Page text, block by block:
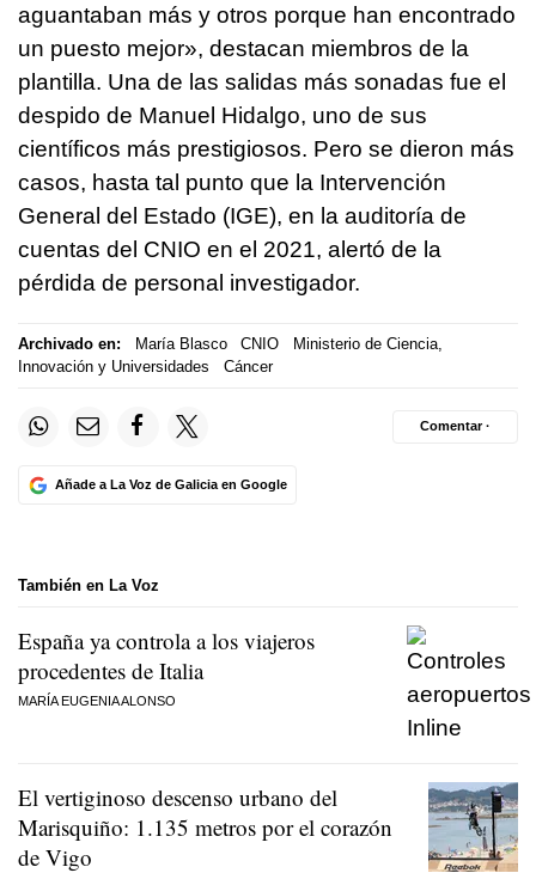
aguantaban más y otros porque han encontrado
un puesto mejor», destacan miembros de la
plantilla. Una de las salidas más sonadas fue el
despido de Manuel Hidalgo, uno de sus
científicos más prestigiosos. Pero se dieron más
casos, hasta tal punto que la Intervención
General del Estado (IGE), en la auditoría de
cuentas del CNIO en el 2021, alertó de la
pérdida de personal investigador.
Archivado en: María Blasco CNIO
Ministerio de Ciencia,
Innovación y Universidades
Cáncer
Añade a La Voz de Galicia en Google
Comentar ·
También en La Voz
España ya controla a los viajeros
procedentes de Italia
MARÍA EUGENIA ALONSO
El vertiginoso descenso urbano del
Marisquiño: 1.135 metros por el corazón
de Vigo